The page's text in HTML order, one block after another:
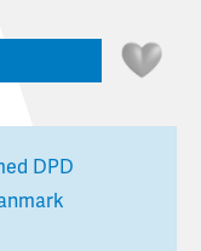
DPD